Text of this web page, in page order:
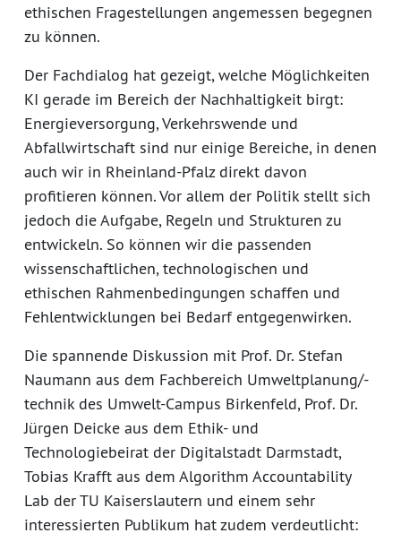
ethischen Fragestellungen angemessen begegnen
zu können.
Der Fachdialog hat gezeigt, welche Möglichkeiten
KI gerade im Bereich der Nachhaltigkeit birgt:
Energieversorgung, Verkehrswende und
Abfallwirtschaft sind nur einige Bereiche, in denen
auch wir in Rheinland-Pfalz direkt davon
profitieren können. Vor allem der Politik stellt sich
jedoch die Aufgabe, Regeln und Strukturen zu
entwickeln. So können wir die passenden
wissenschaftlichen, technologischen und
ethischen Rahmenbedingungen schaffen und
Fehlentwicklungen bei Bedarf entgegenwirken.
Die spannende Diskussion mit Prof. Dr. Stefan
Naumann aus dem Fachbereich Umweltplanung/-
technik des Umwelt-Campus Birkenfeld, Prof. Dr.
Jürgen Deicke aus dem Ethik- und
Technologiebeirat der Digitalstadt Darmstadt,
Tobias Krafft aus dem Algorithm Accountability
Lab der TU Kaiserslautern und einem sehr
interessierten Publikum hat zudem verdeutlicht: